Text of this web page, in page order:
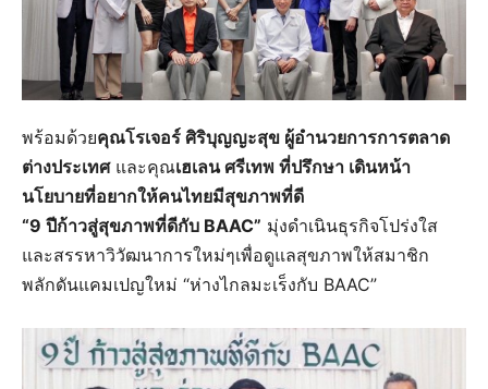
พร้อมด้วยคุณโรเจอร์ ศิริบุญญะสุข ผู้อำนวยการการตลาด
ต่างประเทศและคุณเฮเลน ศรีเทพ ที่ปรึกษา เดินหน้า
นโยบายที่อยากให้คนไทยมีสุขภาพที่ดี
“9 ปีก้าวสู่สุขภาพที่ดีกับ BAAC” มุ่งดำเนินธุรกิจโปร่งใส
และสรรหาวิวัฒนาการใหม่ๆเพื่อดูแลสุขภาพให้สมาชิก
พลักดันแคมเปญใหม่ “ห่างไกลมะเร็งกับ BAAC”